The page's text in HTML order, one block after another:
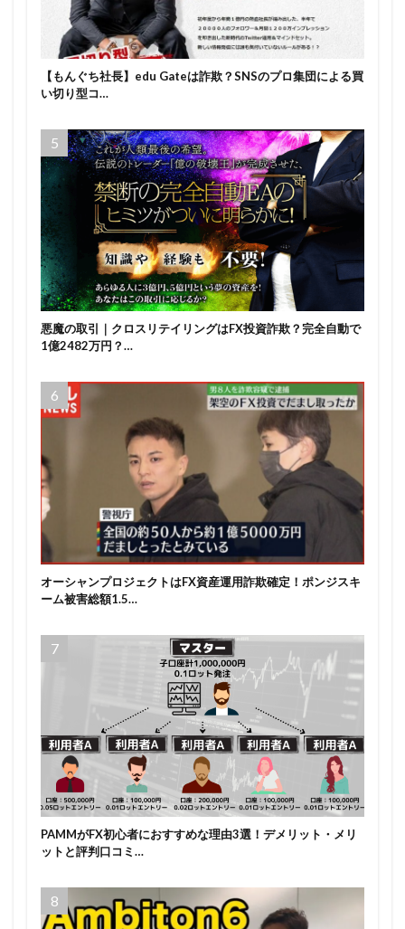
【もんぐち社長】edu Gateは詐欺？SNSのプロ集団による買
い切り型コ…
悪魔の取引｜クロスリテイリングはFX投資詐欺？完全自動で
1億2482万円？…
オーシャンプロジェクトはFX資産運用詐欺確定！ポンジスキ
ーム被害総額1.5…
PAMMがFX初心者におすすめな理由3選！デメリット・メリ
ットと評判口コミ…